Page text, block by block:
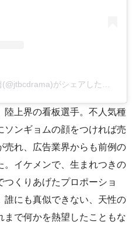
JTBC 드라마 공식 인스타그램(@jtbcdrama)がシェアした投稿
陸上界の看板選手。不人気種
ソンギョムの顔をつければ売
売れ、広告業界からも前例の
。イケメンで、生まれつきの
くりあげたプロポーショ
誰にも真似できない、天性の
で何かを熱望したこともな